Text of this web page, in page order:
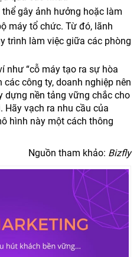
gây ảnh hưởng hoặc làm
máy tổ chức. Từ đó, lãnh
trình làm việc giữa các phòng
như “cỗ máy tạo ra sự hòa
công ty, doanh nghiệp nên
dựng nền tảng vững chắc cho
vạch ra nhu cầu của
hình này một cách thông
Nguồn tham khảo: Bizfly